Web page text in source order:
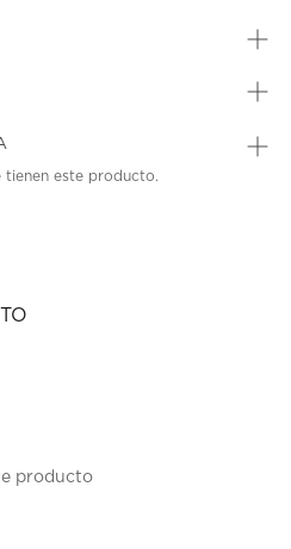
tienen este producto.
producto